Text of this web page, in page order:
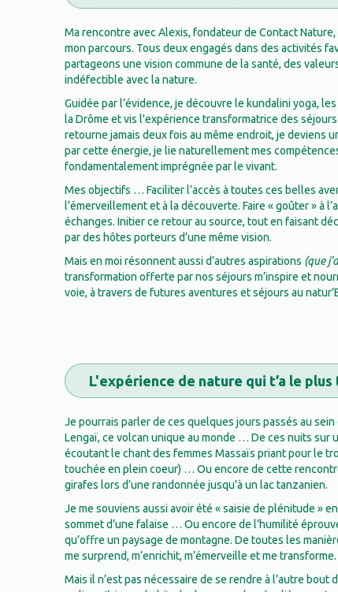
Ma rencontre avec Alexis, fondateur de Contact
mon parcours. Tous deux engagés dans des activités
partageons une vision commune de la santé, des
indéfectible avec la nature.
Guidée par l’évidence, je découvre le kundalini yoga,
la Drôme et vis l'expérience transformatrice des
retourne jamais deux fois au même endroit, je deviens
par cette énergie, je lie naturellement mes
fondamentalement imprégnée par le vivant.
Mes objectifs … Faciliter l’accès à toutes ces belles
l’émerveillement et à la découverte. Faire « goûter » à
échanges. Initier ce retour au source, tout en faisant
par des hôtes porteurs d’une même vision.
Mais en moi résonnent aussi d’autres aspirations (que
transformation offerte par nos séjours m’inspire et
voie, à travers de futures aventures et séjours au
L'expérience de nature qui t’a le
Je pourrais parler de ces quelques jours passés au sein
Lengaï, ce volcan unique au monde … De ces nuits sur
écoutant le chant des femmes Massaïs priant pour le
touchée en plein coeur) … Ou encore de cette
girafes lors d’une randonnée jusqu’à un lac tanzanien.
Je me souviens aussi avoir été « saisie de plénitude »
sommet d’une falaise … Ou encore de l’humilité
qu’offre un paysage de montagne. De toutes les
me surprend, m’enrichit, m’émerveille et me transforme.
Mais il n’est pas nécessaire de se rendre à l’autre bout